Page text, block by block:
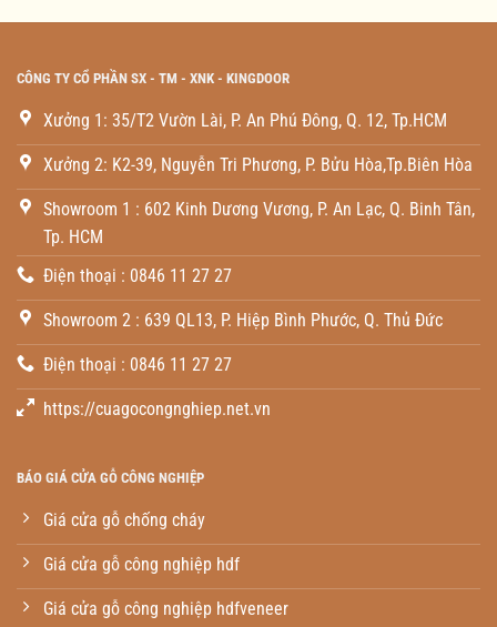
CÔNG TY CỔ PHẦN SX - TM - XNK - KINGDOOR
Xưởng 1: 35/T2 Vườn Lài, P. An Phú Đông, Q. 12, Tp.HCM
Xưởng 2: K2-39, Nguyễn Tri Phương, P. Bửu Hòa,Tp.Biên Hòa
Showroom 1 : 602 Kinh Dương Vương, P. An Lạc, Q. Binh Tân,
Tp. HCM
Điện thoại : 0846 11 27 27
Showroom 2 : 639 QL13, P. Hiệp Bình Phước, Q. Thủ Đức
Điện thoại : 0846 11 27 27
https://cuagocongnghiep.net.vn
BÁO GIÁ CỬA GỖ CÔNG NGHIỆP
Giá cửa gỗ chống cháy
Giá cửa gỗ công nghiệp hdf
Giá cửa gỗ công nghiệp hdfveneer